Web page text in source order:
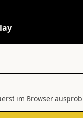
im Browser